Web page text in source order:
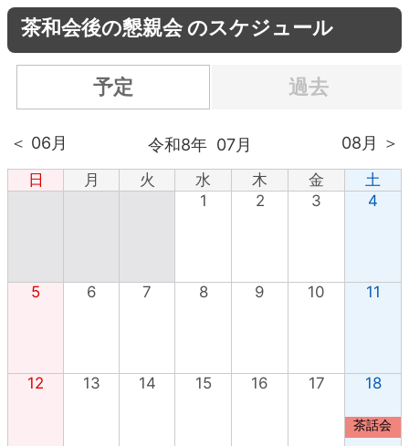
茶和会後の懇親会 のスケジュール
予定 過去
＜ 06月 令和8年 07月 08月 ＞
日 月 火 水 木 金
土
1
2 3 4
5 6 7 8 9 10 11
12 13 14 15 16 17 18
茶話会